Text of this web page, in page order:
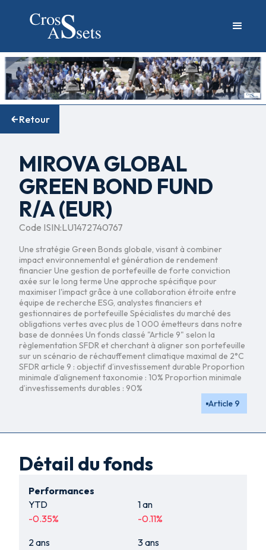
Retour
MIROVA GLOBAL
GREEN BOND FUND
R/A (EUR)
Code ISIN:LU1472740767
Une stratégie Green Bonds globale, visant à combiner
impact environnemental et génération de rendement
financier Une gestion de portefeuille de forte conviction
axée sur le long terme Une approche spécifique pour
maximiser l'impact grâce à une collaboration étroite entre
équipe de recherche ESG, analystes financiers et
gestionnaires de portefeuille Spécialistes du marché des
obligations vertes avec plus de 1 000 émetteurs dans notre
base de données Un fonds classé "Article 9" selon la
règlementation SFDR et cherchant à aligner son portefeuille
sur un scénario de réchauffement climatique maximal de 2°C
SFDR article 9 : objectif d’investissement durable Proportion
minimale d’alignement taxonomie : 10% Proportion minimale
d’investissements durables : 90%
Article 9
Détail du fonds
Performances
YTD
-0.35%
1 an
-0.11%
2 ans
3 ans